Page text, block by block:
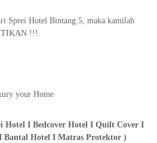
Sprei Hotel Bintang 5, maka kamilah
!!!
your Home
Hotel I Bedcover Hotel I Quilt Cover I
Bantal Hotel I Matras Protektor )